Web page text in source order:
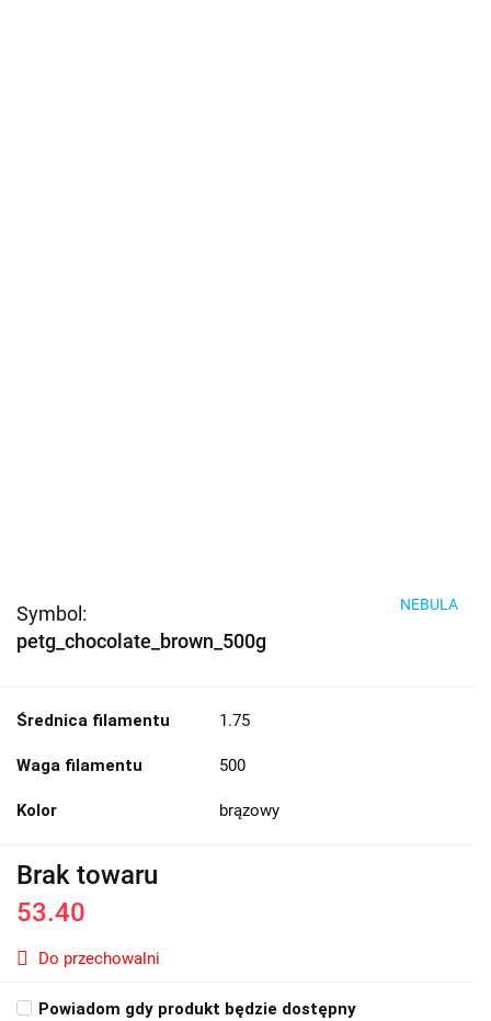
Symbol:
petg_chocolate_brown_500g
NEBULA
Średnica filamentu 1.75
Waga filamentu 500
Kolor brązowy
Brak towaru
53.40
Do przechowalni
Powiadom gdy produkt będzie dostępny